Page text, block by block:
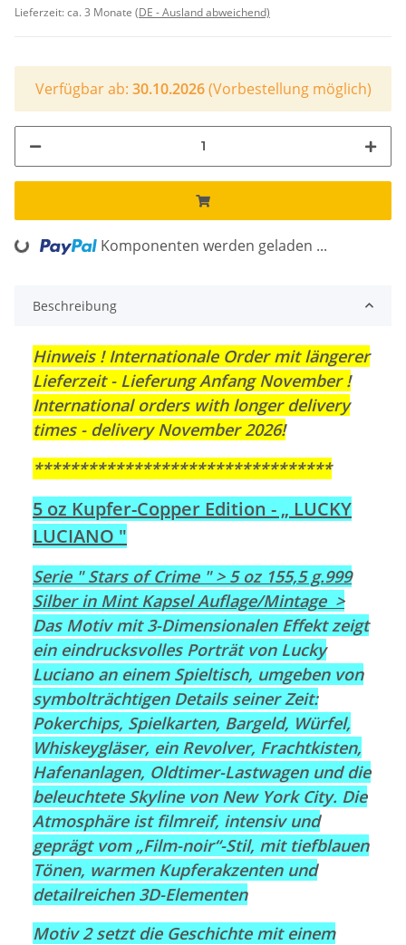
Lieferzeit:ca. 3 Monate (DE - Ausland abweichend)
Verfügbar ab: 30.10.2026(Vorbestellung möglich)
Komponenten werden geladen ...
Beschreibung
Hinweis ! Internationale Order mit längerer
Lieferzeit - Lieferung Anfang November !
International orders with longer delivery
times - delivery November 2026!
*********************************
5 oz Kupfer-Copper Edition - „ LUCKY
LUCIANO "
Serie " Stars of Crime " > 5 oz 155,5 g.999
Silber in Mint Kapsel Auflage/Mintage >
Das Motiv mit 3-Dimensionalen Effekt zeigt
ein eindrucksvolles Porträt von Lucky
Luciano an einem Spieltisch, umgeben von
symbolträchtigen Details seiner Zeit:
Pokerchips, Spielkarten, Bargeld, Würfel,
Whiskeygläser, ein Revolver, Frachtkisten,
Hafenanlagen, Oldtimer-Lastwagen und die
beleuchtete Skyline von New York City. Die
Atmosphäre ist filmreif, intensiv und
geprägt vom „Film-noir“-Stil, mit tiefblauen
Tönen, warmen Kupferakzenten und
detailreichen 3D-Elementen
Motiv 2 setzt die Geschichte mit einem